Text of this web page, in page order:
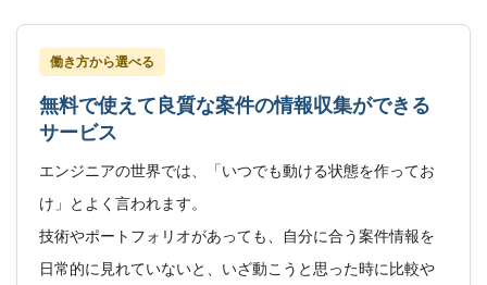
働き方から選べる
無料で使えて良質な案件の情報収集ができる
サービス
エンジニアの世界では、「いつでも動ける状態を作ってお
け」とよく言われます。
技術やポートフォリオがあっても、自分に合う案件情報を
日常的に見れていないと、いざ動こうと思った時に比較や